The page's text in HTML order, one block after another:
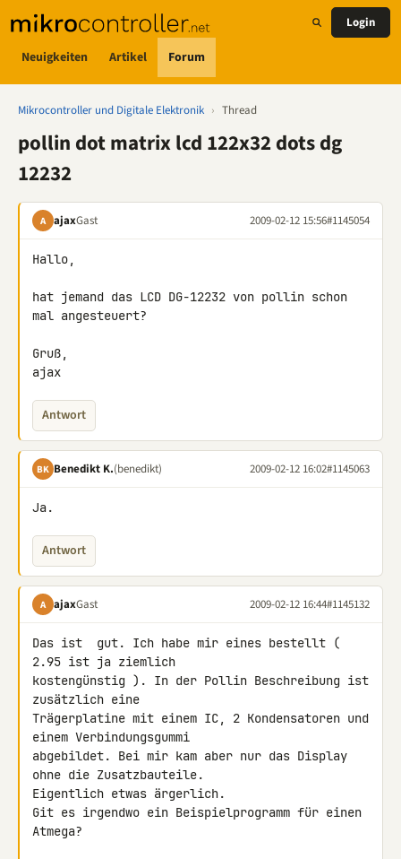
Neuigkeiten Artikel Forum
Login
Mikrocontroller und Digitale Elektronik › Thread
pollin dot matrix lcd 122x32 dots dg
12232
A ajaxGast 2009-02-12 15:56#1145054
Hallo,
hat jemand das LCD DG-12232 von pollin schon
mal angesteuert?
Gruß,
ajax
Antwort
BK Benedikt K.(benedikt) 2009-02-12 16:02#1145063
Ja.
Antwort
A ajaxGast 2009-02-12 16:44#1145132
Das ist  gut. Ich habe mir eines bestellt (
2.95 ist ja ziemlich
kostengünstig ). In der Pollin Beschreibung ist
zusätzlich eine
Trägerplatine mit einem IC, 2 Kondensatoren und
einem Verbindungsgummi
abgebildet. Bei mir kam aber nur das Display
ohne die Zusatzbauteile.
Eigentlich etwas ärgerlich.
Git es irgendwo ein Beispielprogramm für einen
Atmega?